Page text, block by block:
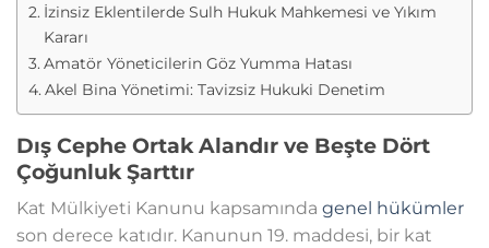
İzinsiz Eklentilerde Sulh Hukuk Mahkemesi ve Yıkım
Kararı
Amatör Yöneticilerin Göz Yumma Hatası
Akel Bina Yönetimi: Tavizsiz Hukuki Denetim
Dış Cephe Ortak Alandır ve Beşte Dört
Çoğunluk Şarttır
Kat Mülkiyeti Kanunu kapsamında genel hükümler
son derece katıdır. Kanunun 19. maddesi, bir kat